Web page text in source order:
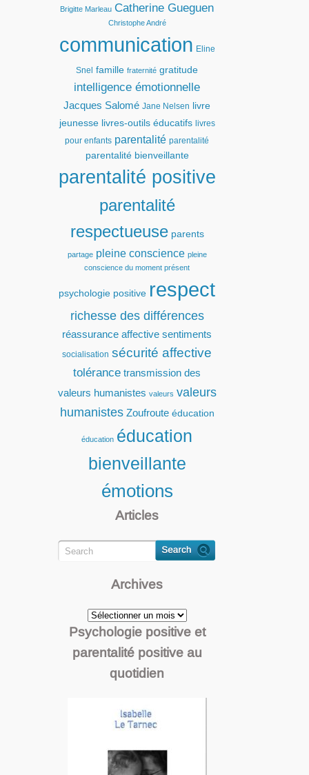
Brigitte Marleau Catherine Gueguen
Christophe André
communication Eline
Snel famille fraternité gratitude
intelligence émotionnelle
Jacques Salomé Jane Nelsen
livre
jeunesse livres-outils éducatifs livres
pour enfants parentalité parentalité
parentalité bienveillante
parentalité positive
parentalité
respectueuse parents
partage pleine conscience pleine
conscience du moment présent
psychologie positive respect
richesse des différences
réassurance affective sentiments
socialisation sécurité affective
tolérance transmission des
valeurs humanistes valeurs valeurs
humanistes Zoufroute éducation
éducation éducation
bienveillante
émotions
Articles
Archives
Archives
Psychologie positive et
parentalité positive au
quotidien